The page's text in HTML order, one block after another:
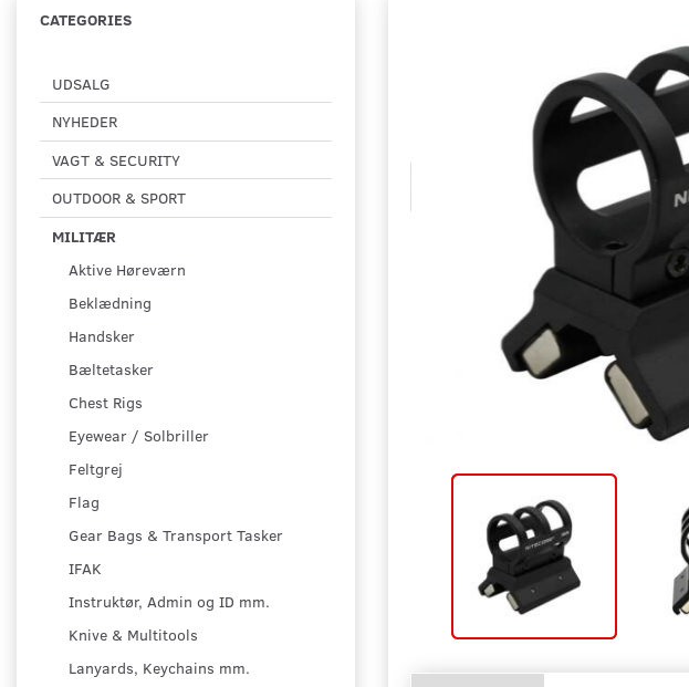
CATEGORIES
UDSALG
NYHEDER
VAGT & SECURITY
OUTDOOR & SPORT
MILITÆR
Aktive Høreværn
Beklædning
Handsker
Bæltetasker
Chest Rigs
Eyewear / Solbriller
Feltgrej
Flag
Gear Bags & Transport Tasker
IFAK
Instruktør, Admin og ID mm.
Knive & Multitools
Lanyards, Keychains mm.